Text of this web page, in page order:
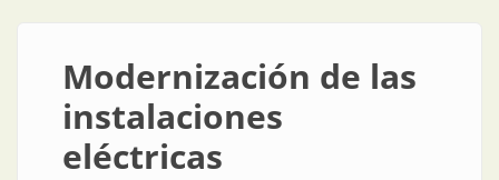
Modernización de las
instalaciones
eléctricas